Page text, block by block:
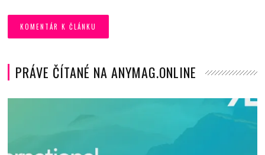
PRÁVE ČÍTANÉ NA ANYMAG.ONLINE